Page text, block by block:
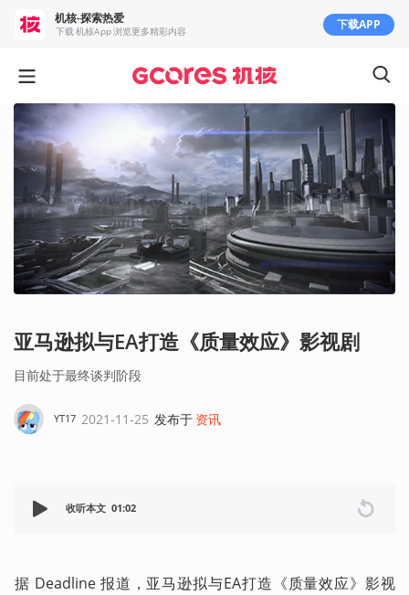
亚马逊拟与EA打造《质量效应》影视剧
目前处于最终谈判阶段
YT17 2021-11-25 发布于 资讯
收听本文 01:02
据 Deadline 报道，亚马逊拟与EA打造《质量效应》影视
机核-探索热爱
下载 机核App 浏览更多精彩内容 下载APP